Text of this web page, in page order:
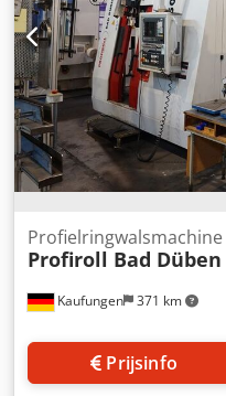
Kaufungen 371 km
Profielringwalsmachine
Profiroll Bad Düben
Prijsinfo